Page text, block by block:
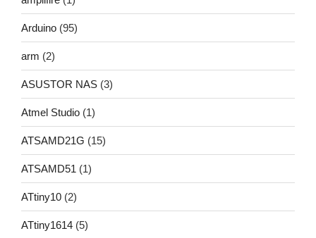
Arduino (95)
arm (2)
ASUSTOR NAS (3)
Atmel Studio (1)
ATSAMD21G (15)
ATSAMD51 (1)
ATtiny10 (2)
ATtiny1614 (5)